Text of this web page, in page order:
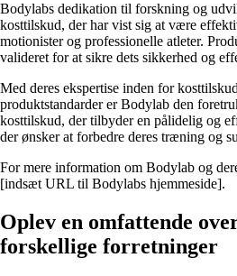
Bodylabs dedikation til forskning og
kosttilskud, der har vist sig at være
motionister og professionelle atleter.
valideret for at sikre dets sikkerhed og
Med deres ekspertise inden for
produktstandarder er Bodylab den
kosttilskud, der tilbyder en pålidelig og
der ønsker at forbedre deres træning og
For mere information om Bodylab og
[indsæt URL til Bodylabs hjemmeside].
Oplev en omfattende
forskellige forretninger